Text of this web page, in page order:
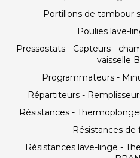
Portillons de tambour
Poulies lave-
Pressostats - Capteurs -
vaisselle
Programmateurs -
Répartiteurs -
Résistances -
Résistances de
Résistances lave-linge -